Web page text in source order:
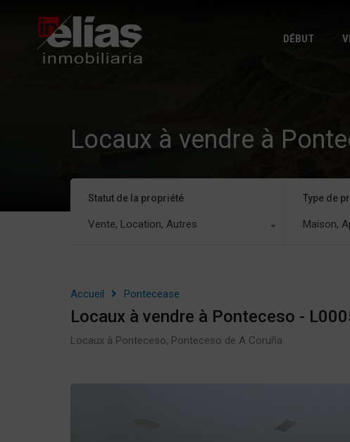
DÉBUT
Locaux à vendre à
Statut de la propriété
Vente, Location, Autres
Type de
Maison,
Accueil Pontecease
Locaux à vendre à Ponteceso -
Locaux à Ponteceso, Ponteceso de A Coruña